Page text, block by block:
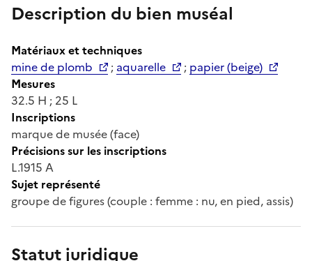
Description du bien muséal
Matériaux et techniques
mine de plomb
; aquarelle ; papier (beige)
Mesures
32.5 H ; 25 L
Inscriptions
marque de musée (face)
Précisions sur les inscriptions
L.1915 A
Sujet représenté
groupe de figures (couple : femme : nu, en pied, assis)
Statut juridique